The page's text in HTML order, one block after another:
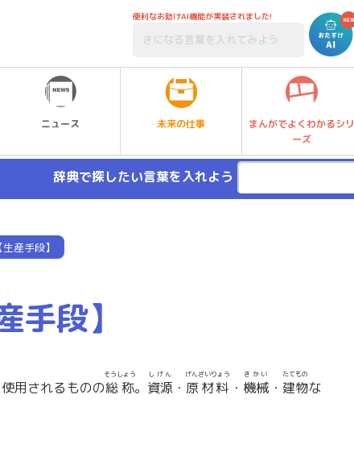
便利なお助けAI機能が実装されました!
ニュース 未来の仕事
まんがでよくわかるシリ
ーズ
辞典で探したい言葉を入れよう
産手段】
手段】
用されるものの総称
そうしょう
。 資源
しげん
・ 原材料
げんざいりょう
・ 機械
きかい
・ 建物
たてもの
な